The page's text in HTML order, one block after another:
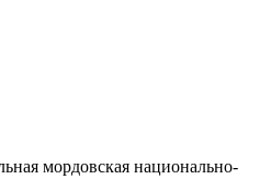
мордовская национально-